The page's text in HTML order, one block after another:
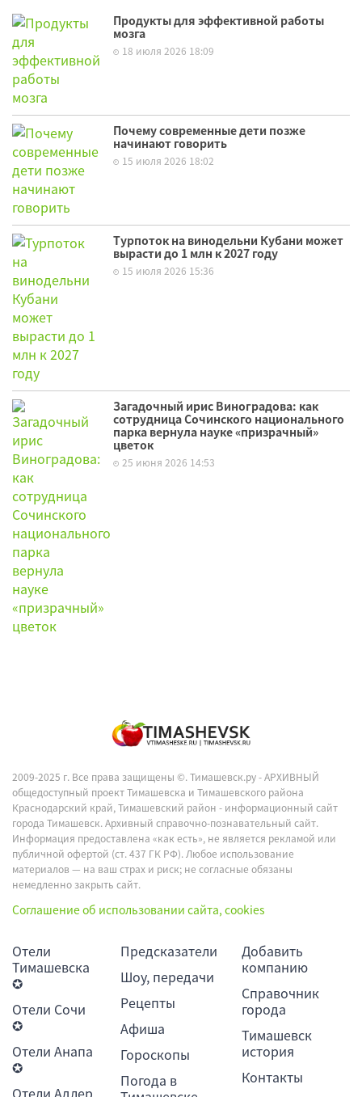
Продукты для эффективной работы
мозга
18 июля 2026 18:09
Почему современные дети позже
начинают говорить
15 июля 2026 18:02
Турпоток на винодельни Кубани может
вырасти до 1 млн к 2027 году
15 июля 2026 15:36
Загадочный ирис Виноградова: как
сотрудница Сочинского национального
парка вернула науке «призрачный»
цветок
25 июня 2026 14:53
2009-2025 г. Все права защищены ©.Тимашевск.ру - АРХИВНЫЙ
общедоступный проект Тимашевска и Тимашевского района
Краснодарский край, Тимашевский район - информационный сайт
города Тимашевск. Архивный справочно-познавательный сайт.
Информация предоставлена «как есть», не является рекламой или
публичной офертой (ст. 437 ГК РФ). Любое использование
материалов — на ваш страх и риск; не согласные обязаны
немедленно закрыть сайт.
Соглашение об использовании сайта, cookies
Отели
Тимашевска
✪
Отели Сочи
✪
Отели Анапа
✪
Отели Адлер
Предсказатели
Шоу, передачи
Рецепты
Афиша
Гороскопы
Погода в
Добавить
компанию
Справочник
города
Тимашевск
история
Контакты